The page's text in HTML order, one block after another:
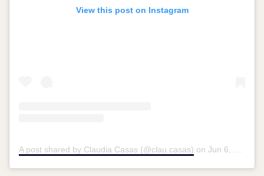
View this post on Instagram
A post shared by Claudia Casas (@clau.casas) on Jun 6, 2019 at 7:38am PDT